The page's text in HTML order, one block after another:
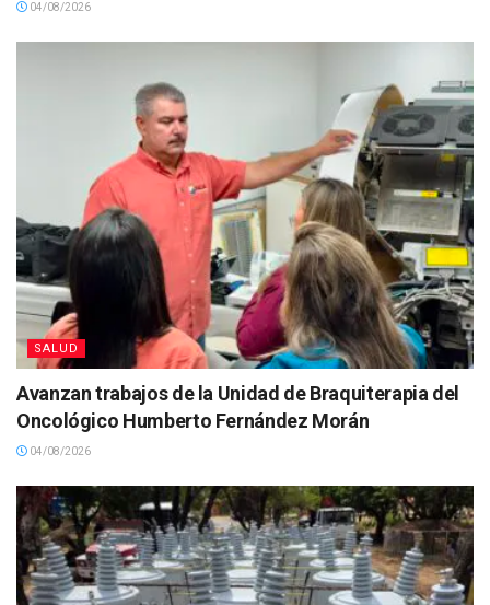
04/08/2026
SALUD
Avanzan trabajos de la Unidad de Braquiterapia del
Oncológico Humberto Fernández Morán
04/08/2026